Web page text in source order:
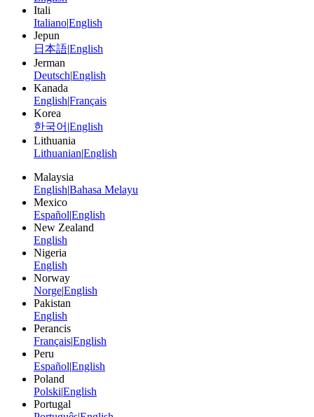
Itali
Italiano|English
Jepun
日本語|English
Jerman
Deutsch|English
Kanada
English|Français
Korea
한국어 |English
Lithuania
Lithuanian|English
Malaysia
English|Bahasa Melayu
Mexico
Español|English
New Zealand
English
Nigeria
English
Norway
Norge|English
Pakistan
English
Perancis
Français|English
Peru
Español|English
Poland
Polski|English
Portugal